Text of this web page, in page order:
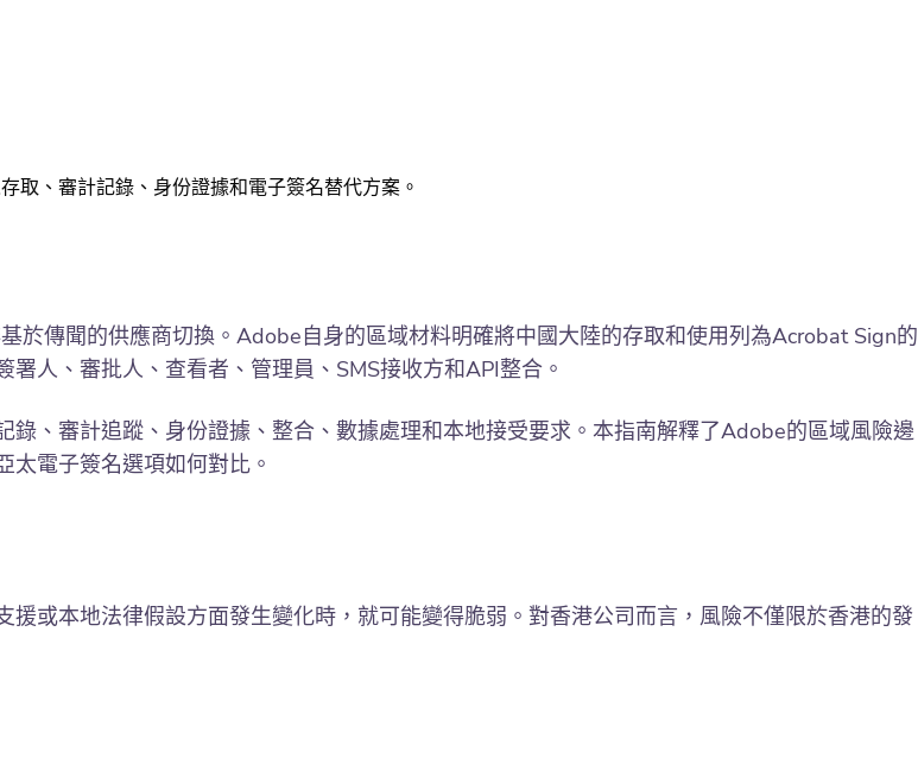
取、審計記錄、身份證據和電子簽名替代方案。
於傳聞的供應商切換。Adobe自身的區域材料明確將中國大陸的存取和使用列為Acrobat Sign的
人、審批人、查看者、管理員、SMS接收方和API整合。
、審計追蹤、身份證據、整合、數據處理和本地接受要求。本指南解釋了Adobe的區域風險邊
電子簽名選項如何對比。
或本地法律假設方面發生變化時，就可能變得脆弱。對香港公司而言，風險不僅限於香港的發